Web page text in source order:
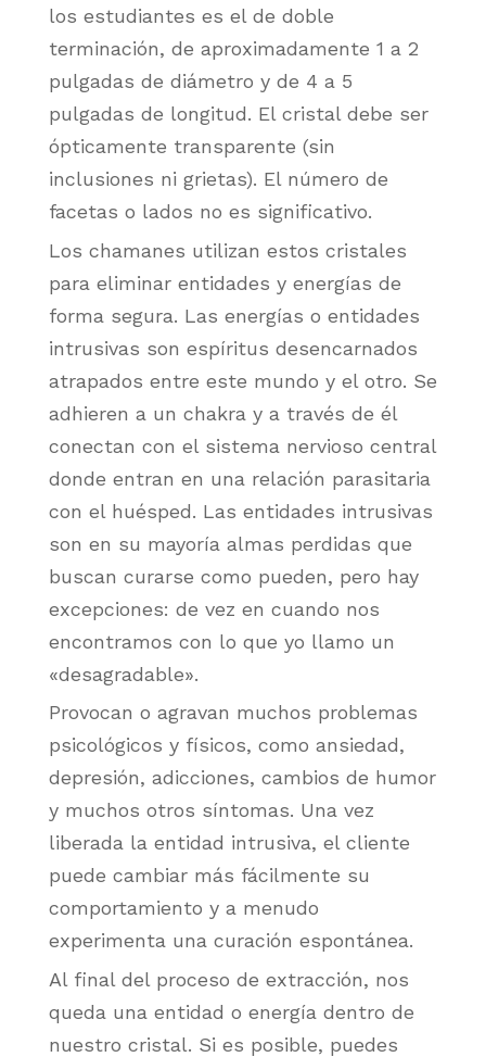
los estudiantes es el de doble
terminación, de aproximadamente 1 a 2
pulgadas de diámetro y de 4 a 5
pulgadas de longitud. El cristal debe ser
ópticamente transparente (sin
inclusiones ni grietas). El número de
facetas o lados no es significativo.
Los chamanes utilizan estos cristales
para eliminar entidades y energías de
forma segura. Las energías o entidades
intrusivas son espíritus desencarnados
atrapados entre este mundo y el otro. Se
adhieren a un chakra y a través de él
conectan con el sistema nervioso central
donde entran en una relación parasitaria
con el huésped. Las entidades intrusivas
son en su mayoría almas perdidas que
buscan curarse como pueden, pero hay
excepciones: de vez en cuando nos
encontramos con lo que yo llamo un
«desagradable».
Provocan o agravan muchos problemas
psicológicos y físicos, como ansiedad,
depresión, adicciones, cambios de humor
y muchos otros síntomas. Una vez
liberada la entidad intrusiva, el cliente
puede cambiar más fácilmente su
comportamiento y a menudo
experimenta una curación espontánea.
Al final del proceso de extracción, nos
queda una entidad o energía dentro de
nuestro cristal. Si es posible, puedes